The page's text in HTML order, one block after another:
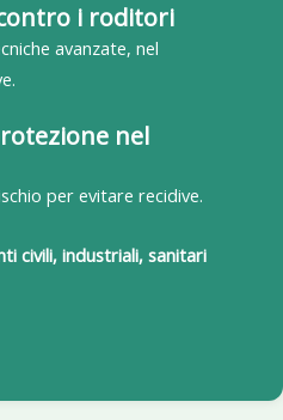
i roditori
avanzate, nel
nel
per evitare recidive.
civili, industriali, sanitari